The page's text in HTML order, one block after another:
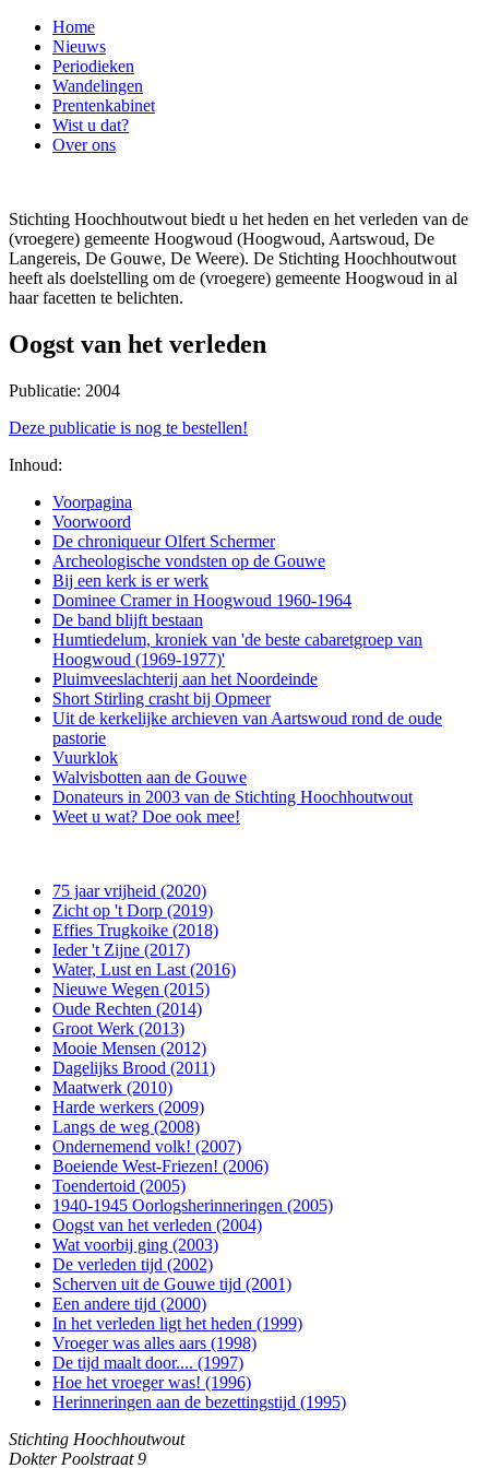
Home
Nieuws
Periodieken
Wandelingen
Prentenkabinet
Wist u dat?
Over ons
Stichting Hoochhoutwout biedt u het heden en het verleden van de
(vroegere) gemeente Hoogwoud (Hoogwoud, Aartswoud, De
Langereis, De Gouwe, De Weere). De Stichting Hoochhoutwout
heeft als doelstelling om de (vroegere) gemeente Hoogwoud in al
haar facetten te belichten.
Oogst van het verleden
Publicatie: 2004
Deze publicatie is nog te bestellen!
Inhoud:
Voorpagina
Voorwoord
De chroniqueur Olfert Schermer
Archeologische vondsten op de Gouwe
Bij een kerk is er werk
Dominee Cramer in Hoogwoud 1960-1964
De band blijft bestaan
Humtiedelum, kroniek van 'de beste cabaretgroep van
Hoogwoud (1969-1977)'
Pluimveeslachterij aan het Noordeinde
Short Stirling crasht bij Opmeer
Uit de kerkelijke archieven van Aartswoud rond de oude
pastorie
Vuurklok
Walvisbotten aan de Gouwe
Donateurs in 2003 van de Stichting Hoochhoutwout
Weet u wat? Doe ook mee!
75 jaar vrijheid (2020)
Zicht op 't Dorp (2019)
Effies Trugkoike (2018)
Ieder 't Zijne (2017)
Water, Lust en Last (2016)
Nieuwe Wegen (2015)
Oude Rechten (2014)
Groot Werk (2013)
Mooie Mensen (2012)
Dagelijks Brood (2011)
Maatwerk (2010)
Harde werkers (2009)
Langs de weg (2008)
Ondernemend volk! (2007)
Boeiende West-Friezen! (2006)
Toendertoid (2005)
1940-1945 Oorlogsherinneringen (2005)
Oogst van het verleden (2004)
Wat voorbij ging (2003)
De verleden tijd (2002)
Scherven uit de Gouwe tijd (2001)
Een andere tijd (2000)
In het verleden ligt het heden (1999)
Vroeger was alles aars (1998)
De tijd maalt door.... (1997)
Hoe het vroeger was! (1996)
Herinneringen aan de bezettingstijd (1995)
Stichting Hoochhoutwout
Dokter Poolstraat 9